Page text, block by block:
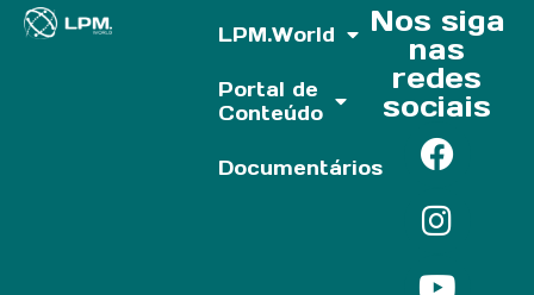
LPM.World
Portal de
Conteúdo
Documentários
Nos siga
nas
redes
sociais